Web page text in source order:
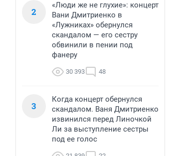
2
«Люди же не глухие»: концерт
Вани Дмитриенко в
«Лужниках» обернулся
скандалом — его сестру
обвинили в пении под
фанеру
30 393 48
3
Когда концерт обернулся
скандалом. Ваня Дмитриенко
извинился перед Линочкой
Ли за выступление сестры
под ее голос